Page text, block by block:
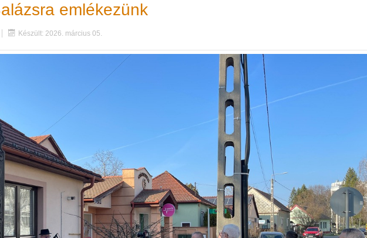
emlékezünk
Készült: 2026. március 05.